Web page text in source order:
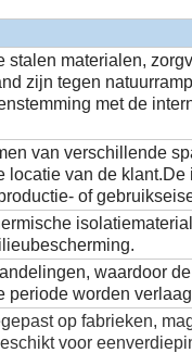
stalen materialen,
zijn tegen
met de
van verschillende
locatie van de
of
waardoor
periode worden
op fabrieken,
voor